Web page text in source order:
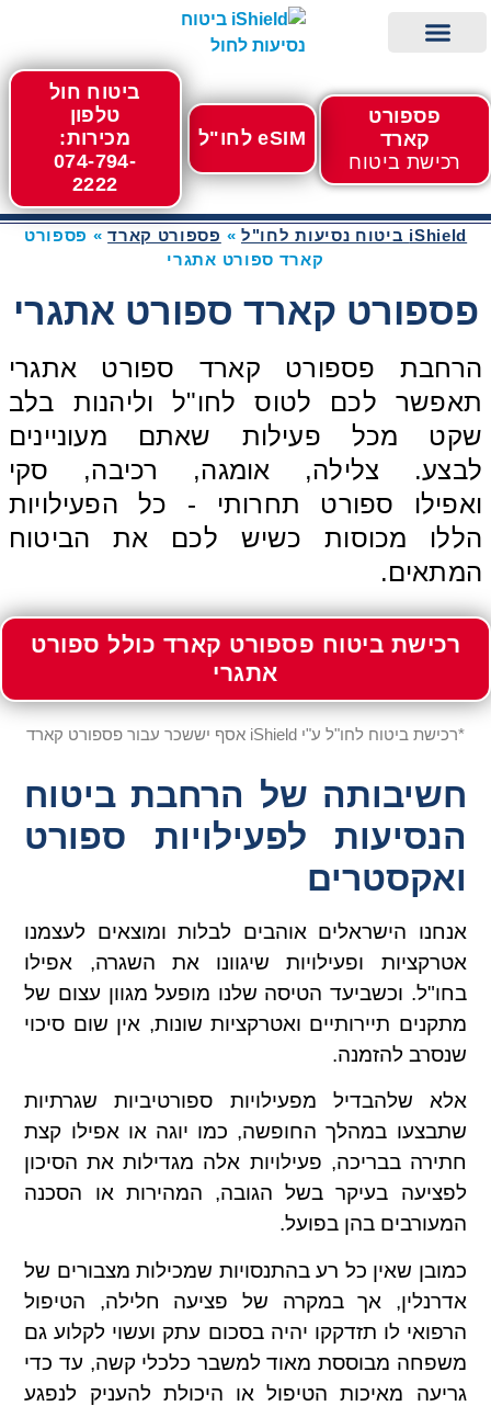
פספורט
קארד
רכישת ביטוח
eSIM לחו"ל
ביטוח חול
טלפון
מכירות:
074-794-
2222
iShield ביטוח נסיעות לחו"ל » פספורט קארד» פספורט
קארד ספורט אתגרי
פספורט קארד ספורט אתגרי
הרחבת פספורט קארד ספורט אתגרי
תאפשר לכם לטוס לחו"ל וליהנות בלב
שקט מכל פעילות שאתם מעוניינים
לבצע. צלילה, אומגה, רכיבה, סקי
ואפילו ספורט תחרותי - כל הפעילויות
הללו מכוסות כשיש לכם את הביטוח
המתאים.
רכישת ביטוח פספורט קארד כולל ספורט
אתגרי
*רכישת ביטוח לחו"ל ע"י iShield אסף יששכר עבור פספורט קארד
חשיבותה של הרחבת ביטוח
הנסיעות לפעילויות ספורט
ואקסטרים
אנחנו הישראלים אוהבים לבלות ומוצאים לעצמנו
אטרקציות ופעילויות שיגוונו את השגרה, אפילו
בחו"ל. וכשביעד הטיסה שלנו מופעל מגוון עצום של
מתקנים תיירותיים ואטרקציות שונות, אין שום סיכוי
שנסרב להזמנה.
אלא שלהבדיל מפעילויות ספורטיביות שגרתיות
שתבצעו במהלך החופשה, כמו יוגה או אפילו קצת
חתירה בבריכה, פעילויות אלה מגדילות את הסיכון
לפציעה בעיקר בשל הגובה, המהירות או הסכנה
המעורבים בהן בפועל.
כמובן שאין כל רע בהתנסויות שמכילות מצבורים של
אדרנלין, אך במקרה של פציעה חלילה, הטיפול
הרפואי לו תזדקקו יהיה בסכום עתק ועשוי לקלוע גם
משפחה מבוססת מאוד למשבר כלכלי קשה, עד כדי
גריעה מאיכות הטיפול או היכולת להעניק לנפגע